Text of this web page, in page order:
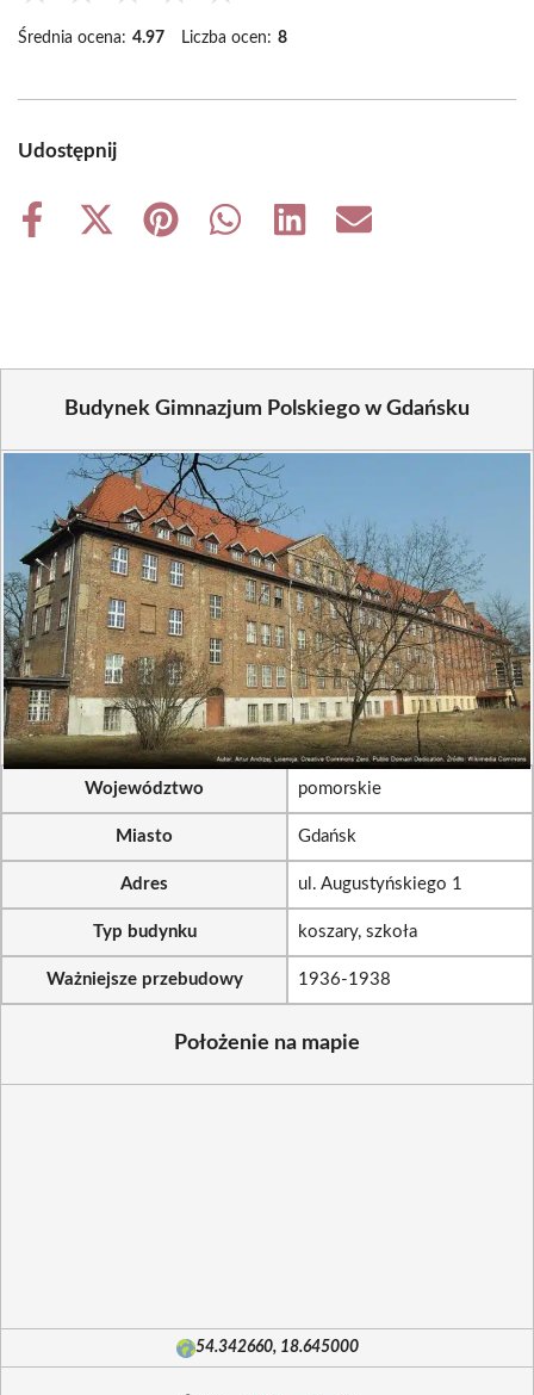
Średnia ocena: 4.97 Liczba ocen: 8
Udostępnij
Share
Share
Share
Share
Share
Share
Budynek Gimnazjum Polskiego w Gdańsku
Województwo pomorskie
Miasto Gdańsk
Adres ul. Augustyńskiego 1
Typ budynku koszary, szkoła
Ważniejsze przebudowy 1936-1938
Położenie na mapie
54.342660, 18.645000